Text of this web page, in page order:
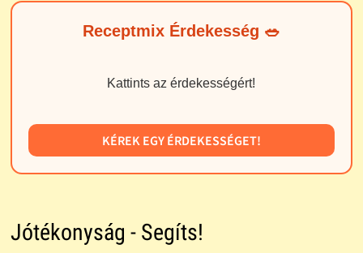
Receptmix Érdekesség 🥗
Kattints az érdekességért!
KÉREK EGY ÉRDEKESSÉGET!
Jótékonyság - Segíts!